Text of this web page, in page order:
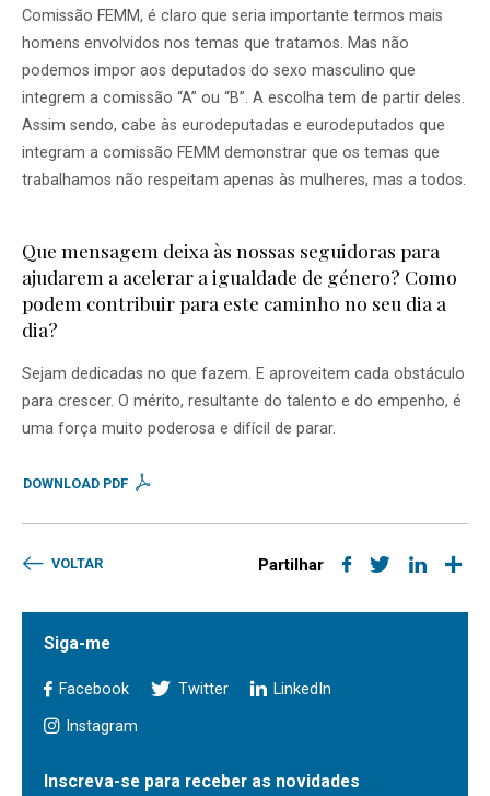
Comissão FEMM, é claro que seria importante termos mais
homens envolvidos nos temas que tratamos. Mas não
podemos impor aos deputados do sexo masculino que
integrem a comissão “A” ou “B”. A escolha tem de partir deles.
Assim sendo, cabe às eurodeputadas e eurodeputados que
integram a comissão FEMM demonstrar que os temas que
trabalhamos não respeitam apenas às mulheres, mas a todos.
Que mensagem deixa às nossas seguidoras para
ajudarem a acelerar a igualdade de género? Como
podem contribuir para este caminho no seu dia a
dia?
Sejam dedicadas no que fazem. E aproveitem cada obstáculo
para crescer. O mérito, resultante do talento e do empenho, é
uma força muito poderosa e difícil de parar.
DOWNLOAD PDF
VOLTAR Partilhar
Siga-me
Facebook Twitter LinkedIn
Instagram
Inscreva-se para receber as novidades